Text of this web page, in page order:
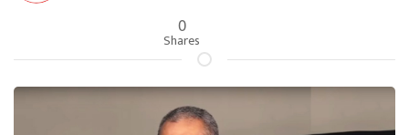
0
Shares